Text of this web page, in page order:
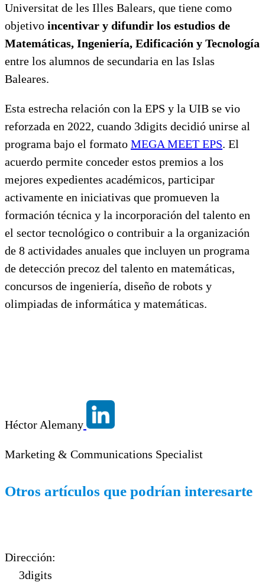
Universitat de les Illes Balears, que tiene como
objetivo incentivar y difundir los estudios de
Matemáticas, Ingeniería, Edificación y Tecnología
entre los alumnos de secundaria en las Islas
Baleares.
Esta estrecha relación con la EPS y la UIB se vio
reforzada en 2022, cuando 3digits decidió unirse al
programa bajo el formato MEGA MEET EPS. El
acuerdo permite conceder estos premios a los
mejores expedientes académicos, participar
activamente en iniciativas que promueven la
formación técnica y la incorporación del talento en
el sector tecnológico o contribuir a la organización
de 8 actividades anuales que incluyen un programa
de detección precoz del talento en matemáticas,
concursos de ingeniería, diseño de robots y
olimpiadas de informática y matemáticas.
Héctor Alemany
Marketing & Communications Specialist
Otros artículos que podrían interesarte
Dirección:
3digits